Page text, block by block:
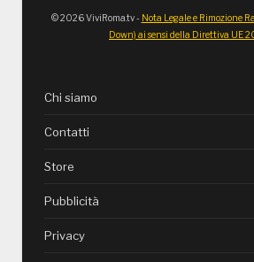
© 2026 ViviRoma.tv - Nota Legale e Rimozione
Down) ai sensi della Direttiva UE
Chi siamo
Contatti
Store
Pubblicità
Privacy